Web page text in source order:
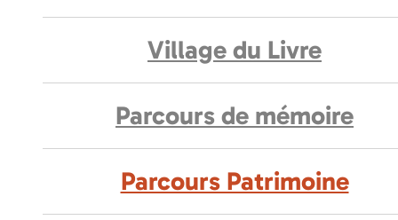
Village du Livre
Parcours de mémoire
Parcours Patrimoine